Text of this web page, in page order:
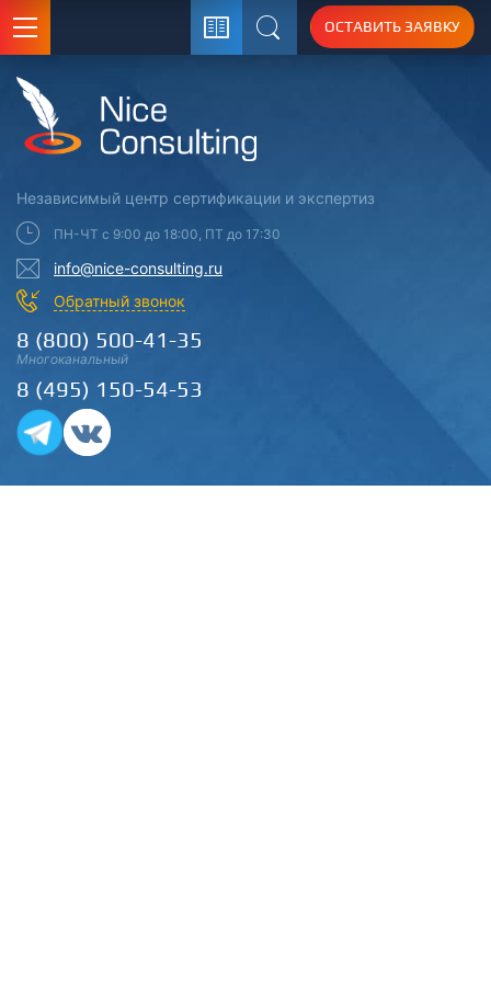
Поиск
ОСТАВИТЬ ЗАЯВКУ
Независимый центр сертификации и экспертиз
ПН-ЧТ с 9:00 до 18:00, ПТ до 17:30
info@nice-consulting.ru
Обратный звонок
8 (800) 500-41-35
Многоканальный
8 (495) 150-54-53